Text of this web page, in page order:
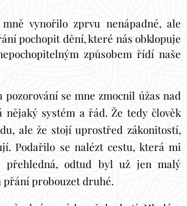
vynořilo zprvu nenápadné, ale
pochopit dění, které nás obklopuje
způsobem řídí naše
se mne zmocnil úžas nad
nějaký systém a řád. Že tedy člověk
ale že stojí uprostřed zákonitostí,
Podařilo se nalézt cestu, která mi
přehledná, odtud byl už jen malý
probouzet druhé.